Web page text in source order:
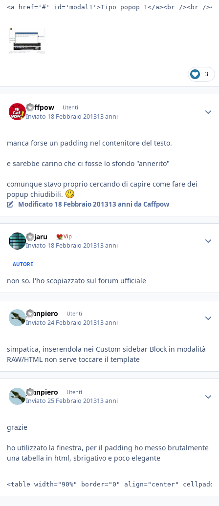
3
Caffpow Utenti
Inviato 18 Febbraio 201313 anni
manca forse un padding nel contenitore del testo.
e sarebbe carino che ci fosse lo sfondo "annerito"
comunque stavo proprio cercando di capire come fare dei
popup chiudibili.
Modificato 18 Febbraio 201313 anni da Caffpow
najaru Vip
Inviato 18 Febbraio 201313 anni
AUTORE
non so. l'ho scopiazzato sul forum ufficiale
gianpiero Utenti
Inviato24 Febbraio 201313 anni
simpatica, inserendola nei Custom sidebar Block in modalità
RAW/HTML non serve toccare il template
gianpiero Utenti
Inviato25 Febbraio 201313 anni
grazie
ho utilizzato la finestra, per il padding ho messo brutalmente
una tabella in html, sbrigativo e poco elegante
<table width="90%" border="0" align="center"